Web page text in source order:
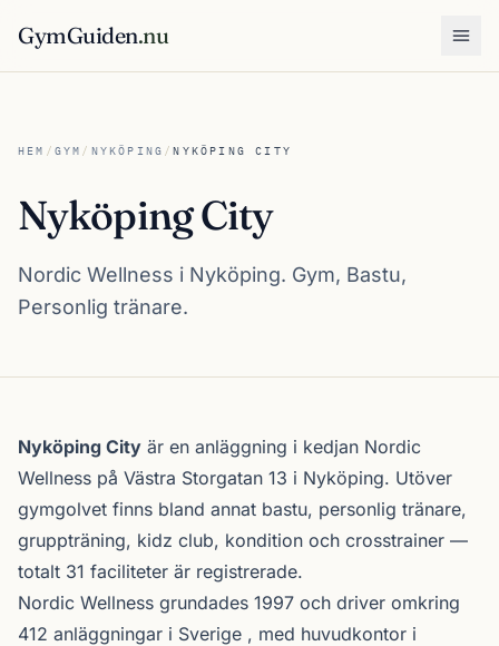
GymGuiden.nu
HEM / GYM / NYKÖPING /NYKÖPING CITY
Nyköping City
Nordic Wellness i Nyköping. Gym, Bastu,
Personlig tränare.
Om Nyköping City
Nyköping City är en anläggning i kedjan Nordic
Wellness på Västra Storgatan 13 i Nyköping. Utöver
gymgolvet finns bland annat bastu, personlig tränare,
gruppträning, kidz club, kondition och crosstrainer —
totalt 31 faciliteter är registrerade.
Nordic Wellness grundades 1997 och driver omkring
412 anläggningar i Sverige , med huvudkontor i